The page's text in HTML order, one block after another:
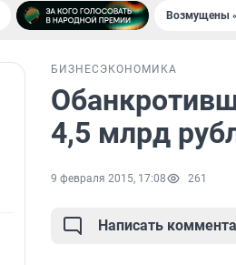
Возмущены
БИЗНЕС ЭКОНОМИКА
4,5 млрд
9 февраля 2015, 17:08 261
Написать